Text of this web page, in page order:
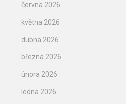
června 2026
května 2026
dubna 2026
března 2026
února 2026
ledna 2026